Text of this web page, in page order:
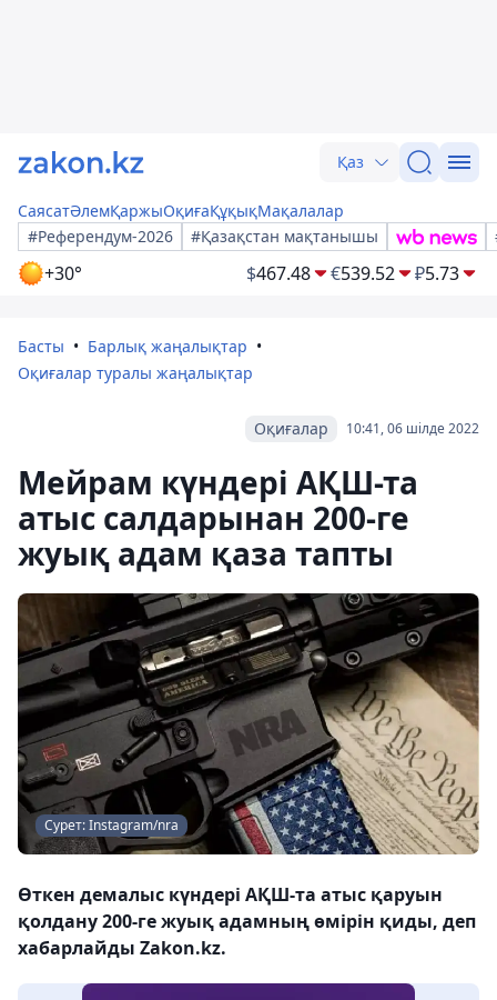
Қаз
СаясатӘлемҚаржыОқиғаҚұқықМақалалар
#Референдум-2026
#Қазақстан мақтанышы
+30° $467.48 €539.52 ₽5.73
Басты
Барлық жаңалықтар
Оқиғалар туралы жаңалықтар
10:41, 06 шілде 2022
Оқиғалар
Мейрам күндері АҚШ-та
атыс салдарынан 200-ге
жуық адам қаза тапты
Сурет: Instagram/nra
Өткен демалыс күндері АҚШ-та атыс қаруын
қолдану 200-ге жуық адамның өмірін қиды, деп
хабарлайды Zakon.kz.